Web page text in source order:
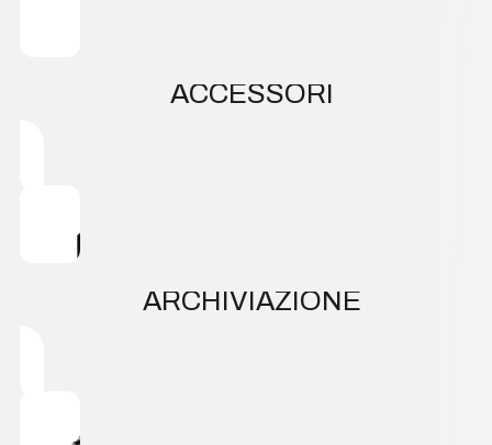
ACCESSORI
ARCHIVIAZIONE